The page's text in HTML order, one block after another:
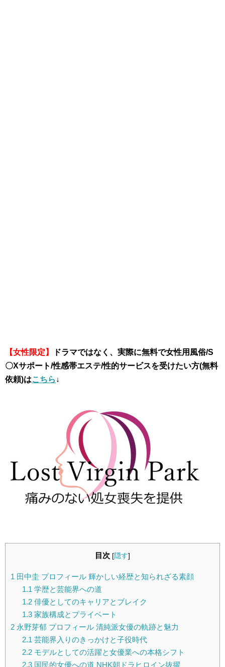
【女性限定】
ドラマではなく、実際に無料で女性用風俗/S
〇Xサポート/性感帯エステ/性的サービスを受けたい方(無料
依頼)はこちら ↓
目次 [隠す]
1 田中圭 プロフィール 輝かしい経歴と知られざる素顔
1.1 学歴と芸能界への道
1.2俳優としてのキャリアとブレイク
1.3家族構成とプライベート
2 永野芽郁 プロフィール 清純派女優の軌跡と魅力
2.1 芸能界入りのきっかけと子役時代
2.2モデルとしての活躍と女優業への本格シフト
2.3国民的女優への道 NHK朝ドラヒロイン抜擢